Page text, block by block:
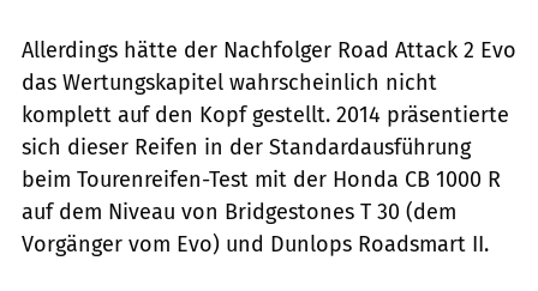
Allerdings hätte der Nachfolger Road Attack 2 Evo
das Wertungskapitel wahrscheinlich nicht
komplett auf den Kopf gestellt. 2014 präsentierte
sich dieser Reifen in der Standardausführung
beim Tourenreifen-Test mit der Honda CB 1000 R
auf dem Niveau von Bridgestones T 30 (dem
Vorgänger vom Evo) und Dunlops Roadsmart II.